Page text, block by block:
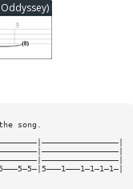
Bass Tab
song.